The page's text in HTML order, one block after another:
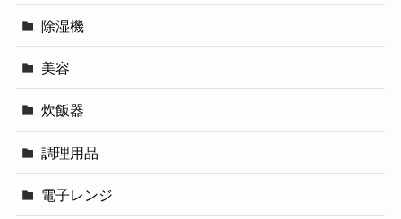
除湿機
美容
炊飯器
調理用品
電子レンジ